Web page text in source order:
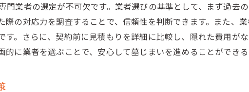
門業者の選定が不可欠です。業者選びの基準として、まず過去
の対応力を調査することで、信頼性を判断できます。また、
す。さらに、契約前に見積もりを詳細に比較し、隠れた費用が
に業者を選ぶことで、安心して墓じまいを進めることができる